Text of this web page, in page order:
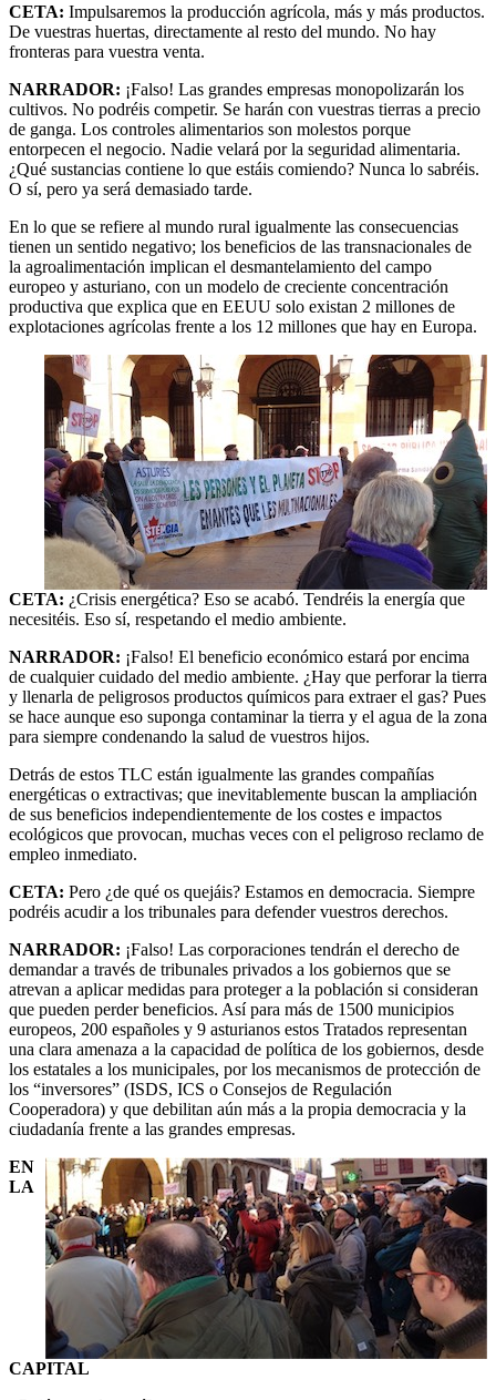
CETA: Impulsaremos la producción agrícola, más y más productos.
De vuestras huertas, directamente al resto del mundo. No hay
fronteras para vuestra venta.
NARRADOR: ¡Falso! Las grandes empresas monopolizarán los
cultivos. No podréis competir. Se harán con vuestras tierras a precio
de ganga. Los controles alimentarios son molestos porque
entorpecen el negocio. Nadie velará por la seguridad alimentaria.
¿Qué sustancias contiene lo que estáis comiendo? Nunca lo sabréis.
O sí, pero ya será demasiado tarde.
En lo que se refiere al mundo rural igualmente las consecuencias
tienen un sentido negativo; los beneficios de las transnacionales de
la agroalimentación implican el desmantelamiento del campo
europeo y asturiano, con un modelo de creciente concentración
productiva que explica que en EEUU solo existan 2 millones de
explotaciones agrícolas frente a los 12 millones que hay en Europa.
CETA: ¿Crisis energética? Eso se acabó. Tendréis la energía que
necesitéis. Eso sí, respetando el medio ambiente.
NARRADOR: ¡Falso! El beneficio económico estará por encima
de cualquier cuidado del medio ambiente. ¿Hay que perforar la tierra
y llenarla de peligrosos productos químicos para extraer el gas? Pues
se hace aunque eso suponga contaminar la tierra y el agua de la zona
para siempre condenando la salud de vuestros hijos.
Detrás de estos TLC están igualmente las grandes compañías
energéticas o extractivas; que inevitablemente buscan la ampliación
de sus beneficios independientemente de los costes e impactos
ecológicos que provocan, muchas veces con el peligroso reclamo de
empleo inmediato.
CETA: Pero ¿de qué os quejáis? Estamos en democracia. Siempre
podréis acudir a los tribunales para defender vuestros derechos.
NARRADOR: ¡Falso! Las corporaciones tendrán el derecho de
demandar a través de tribunales privados a los gobiernos que se
atrevan a aplicar medidas para proteger a la población si consideran
que pueden perder beneficios. Así para más de 1500 municipios
europeos, 200 españoles y 9 asturianos estos Tratados representan
una clara amenaza a la capacidad de política de los gobiernos, desde
los estatales a los municipales, por los mecanismos de protección de
los “inversores” (ISDS, ICS o Consejos de Regulación
Cooperadora) y que debilitan aún más a la propia democracia y la
ciudadanía frente a las grandes empresas.
EN
LA
CAPITAL